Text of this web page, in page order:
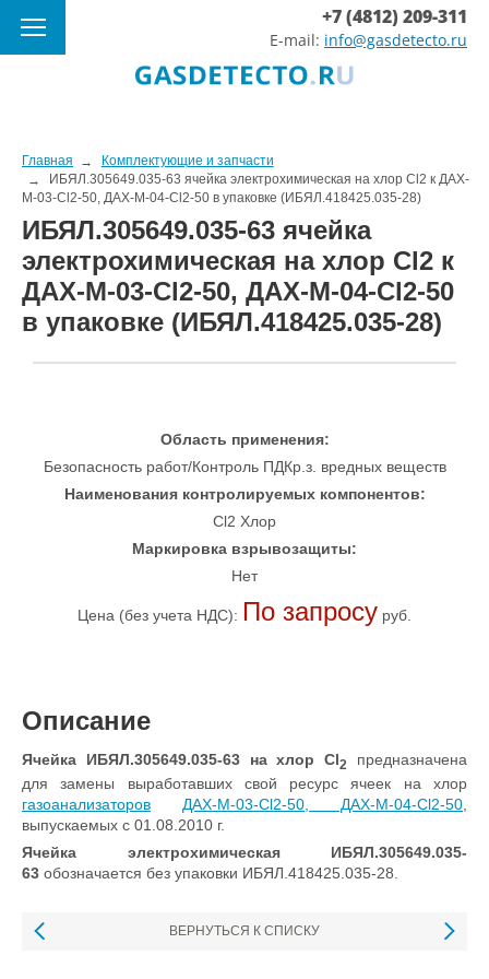
+7 (4812) 209-311
E-mail: info@gasdetecto.ru
Главная
Комплектующие и запчасти
ИБЯЛ.305649.035-63 ячейка электрохимическая на хлор Cl2 к ДАХ-
М-03-Cl2-50, ДАХ-М-04-Cl2-50 в упаковке (ИБЯЛ.418425.035-28)
ИБЯЛ.305649.035-63 ячейка
электрохимическая на хлор Cl2 к
ДАХ-М-03-Cl2-50, ДАХ-М-04-Cl2-50
в упаковке (ИБЯЛ.418425.035-28)
Область применения:
Безопасность работ/Контроль ПДКр.з. вредных веществ
Наименования контролируемых компонентов:
Cl2 Хлор
Маркировка взрывозащиты:
Нет
Цена (без учета НДС): По запросу руб.
Описание
Ячейка ИБЯЛ.305649.035-63 на хлор Cl2
предназначена
для замены выработавших свой ресурс ячеек на хлор
газоанализаторов
ДАХ-М-03-Cl2-50, ДАХ-М-04-Cl2-50
выпускаемых с 01.08.2010 г.
Ячейка электрохимическая ИБЯЛ.305649.035-
63 обозначается без упаковки ИБЯЛ.418425.035-28.
ВЕРНУТЬСЯ К СПИСКУ